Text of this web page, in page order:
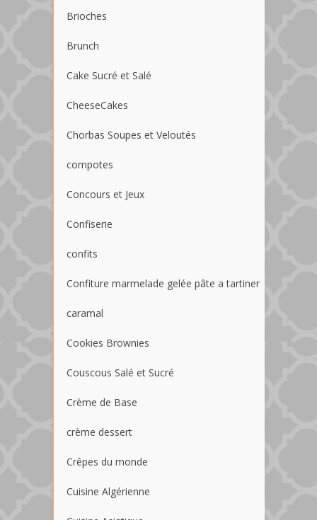
Brioches
Brunch
Cake Sucré et Salé
CheeseCakes
Chorbas Soupes et Veloutés
compotes
Concours et Jeux
Confiserie
confits
Confiture marmelade gelée pâte a tartiner
caramal
Cookies Brownies
Couscous Salé et Sucré
Crème de Base
crème dessert
Crêpes du monde
Cuisine Algérienne